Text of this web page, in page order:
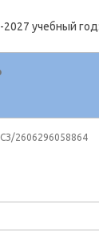
2027 учебный год:
2606296058864